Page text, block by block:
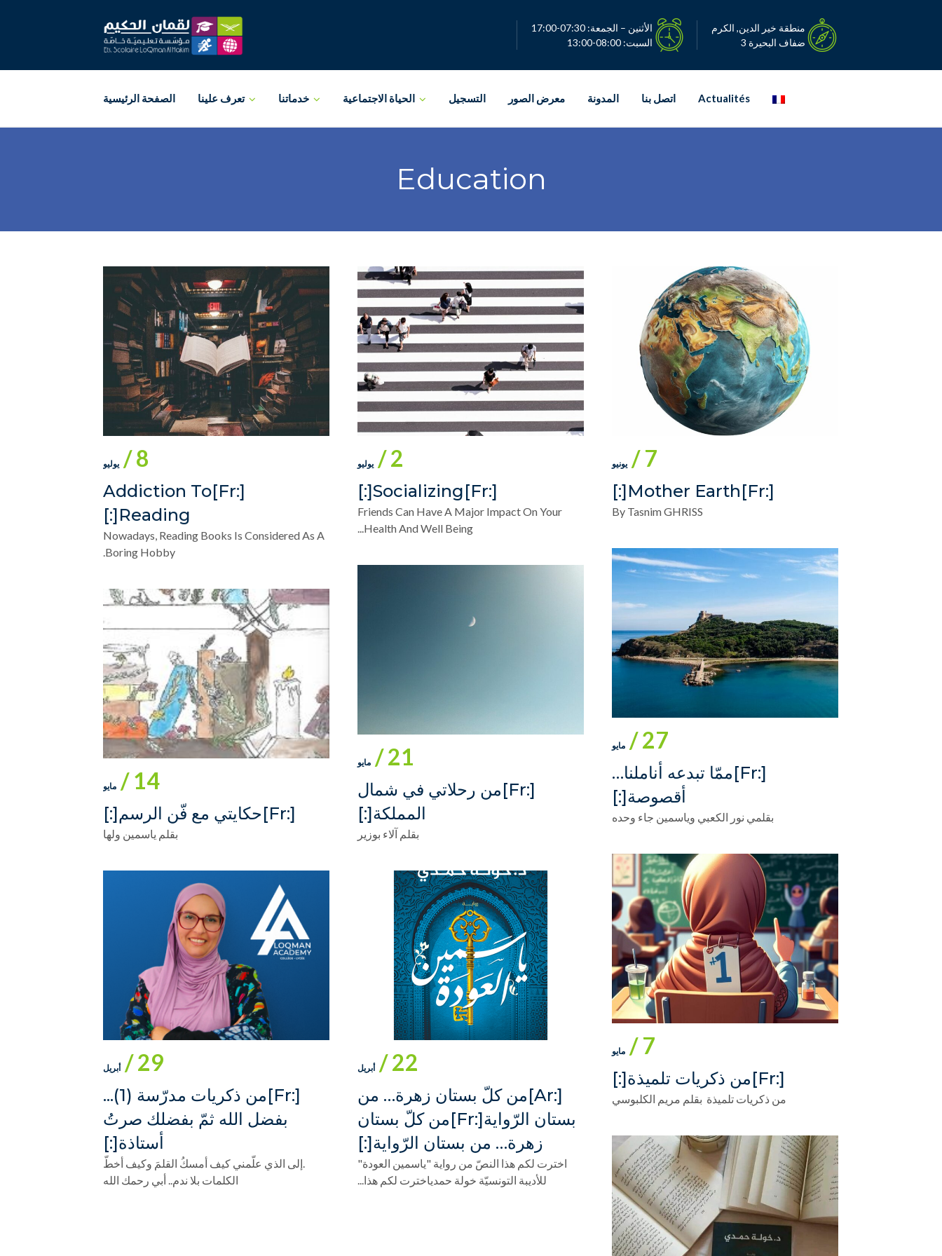
منطقة خير الدين, الكرم
ضفاف البحيرة 3
الأثنين – الجمعة: 07:30-17:00
السبت: 08:00-13:00
الصفحة الرئيسية تعرف علينا خدماتنا الحياة الاجتماعية التسجيل معرض الصور المدونة اتصل بنا Actualités
Education
8 / يوليو
[:fr]Addiction To
Reading[:]
Nowadays, Reading Books Is Considered As A
Boring Hobby.
2 / يوليو
[:fr]Socializing[:]
Friends Can Have A Major Impact On Your
Health And Well Being...
7 / يونيو
[:fr]Mother Earth[:]
By Tasnim GHRISS
27 / مايو
[:fr]‎ممّا تبدعه أناملنا…
أقصوصة[:]
21 / مايو
[:fr]‎من رحلاتي في شمال
المملكة[:]
14 / مايو
[:fr]حكايتي مع فّن الرسم[:]
بقلم ياسمين ولها
7 / مايو
[:fr]‎من ذكريات تلميذة[:]
29 / أبريل
[:fr]من ذكريات مدرّسة (1)...
بفضل الله ثمّ بفضلك صرتُ
أستاذة[:]
.إلى الذي علّمني كيف أمسكُ القلمَ وكيف أخطّ
الكلمات بلا ندم.. أبي رحمك الله
22 / أبريل
[:ar]من كلّ بستان زهرة… من
بستان الرّواية[:fr]من كلّ بستان
زهرة… من بستان الرّواية[:]
اخترت لكم هذا النصّ من رواية "ياسمين العودة"
للأديبة التونسيّة خولة حمدياخترت لكم هذا...